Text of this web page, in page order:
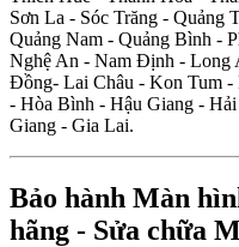
Sơn La - Sóc Trăng - Quảng
Quảng Nam - Quảng Bình -
Nghệ An - Nam Định - Long
Đồng- Lai Châu - Kon Tum
- Hòa Bình - Hậu Giang -
Giang - Gia Lai.
Bảo hành Màn
hãng - Sửa chữa